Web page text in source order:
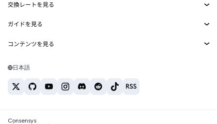
MetaMask Connect
Snaps
Web3サービス
セキュリティ
サポート
キャリア
お問い合わせ
イーサリアムの価格
Solanaの価格
Tetherの価格
交換レートを見る
ETH→USD
USDT→INR
BTC→INR
ETH→USDT
ガイドを見る
ETHの購入
USDTの購入
SHIBの購入
コンテンツを見る
Solanaウォレット
日本語
Consensys